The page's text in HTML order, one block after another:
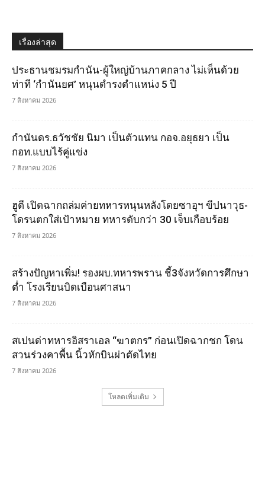
เรื่องล่าสุด
ประธานชมรมกำนัน-ผู้ใหญ่บ้านภาคกลาง ไม่เห็นด้วย
ท่าที ‘กำนันยศ’ หนุนดำรงตำแหน่ง 5 ปี
7 สิงหาคม 2026
กำนันดร.ธวัชชัย นิมา เป็นตัวแทน กอจ.อยุธยา เป็น
กอท.แบบไร้คู่แข่ง
7 สิงหาคม 2026
ฮูตี เปิดฉากถล่มค่ายทหารหนุนหลังโดยซาอุฯ ขีปนาวุธ-
โดรนตกใส่เป้าหมาย ทหารดับกว่า 30 เจ็บเกือบร้อย
7 สิงหาคม 2026
สร้างปัญหาเพิ่ม! รองผบ.ทหารพราน ชี้3จังหวัดการศึกษา
ต่ำ โรงเรียนบิดเบือนศาสนา
7 สิงหาคม 2026
สเปนด่าทหารอิสราเอล “ฆาตกร” ก่อนเปิดฉากชก โดน
สวนร่วงคาพื้น นิ้วหักบินผ่าตัดไทย
7 สิงหาคม 2026
โหลดเพิ่มเติม